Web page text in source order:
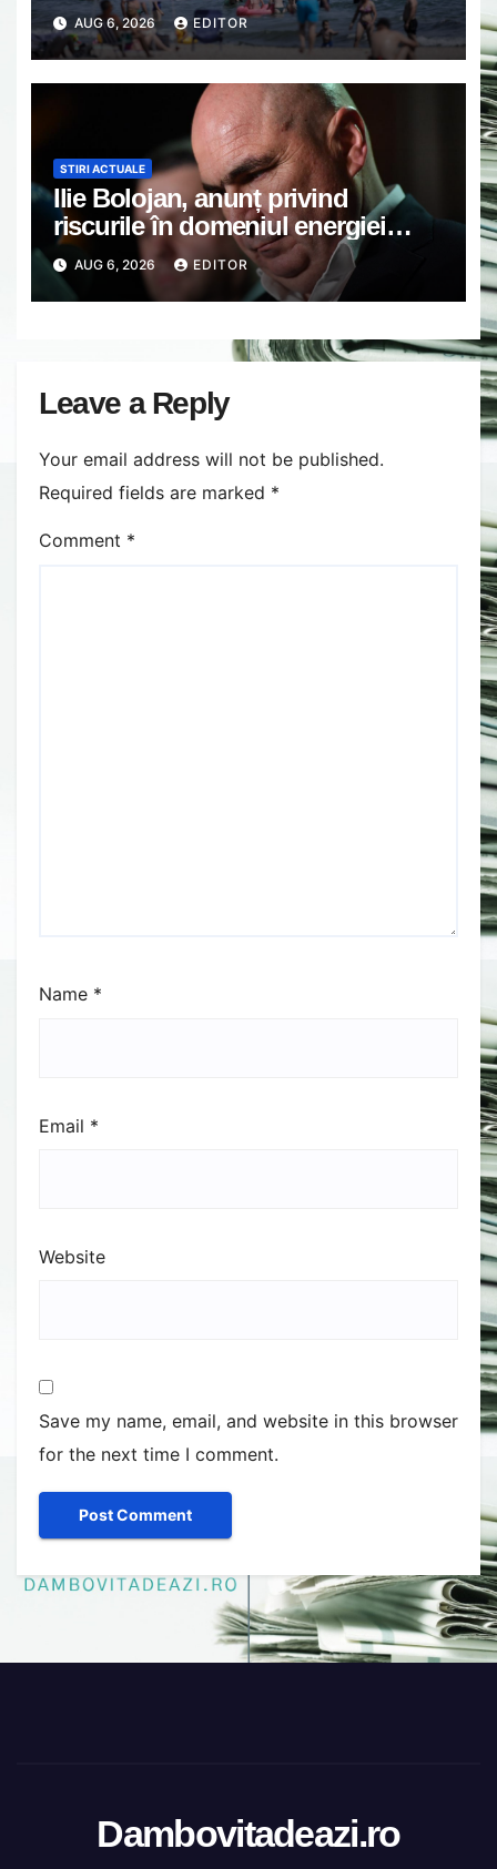
AUG 6, 2026 EDITOR
STIRI ACTUALE
Ilie Bolojan, anunț privind
riscurile în domeniul energiei
electrice. Ce a decis Guvernul
AUG 6, 2026 EDITOR
Leave a Reply
Your email address will not be published.
Required fields are marked *
Comment *
Name *
Email *
Website
Save my name, email, and website in this browser
for the next time I comment.
Dambovitadeazi.ro